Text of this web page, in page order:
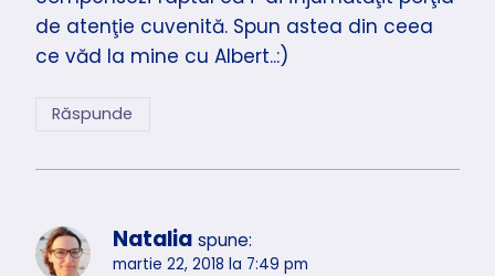
de atenţie cuvenită. Spun astea din ceea
ce văd la mine cu Albert..:)
Răspunde
Natalia spune:
martie 22, 2018 la 7:49 pm